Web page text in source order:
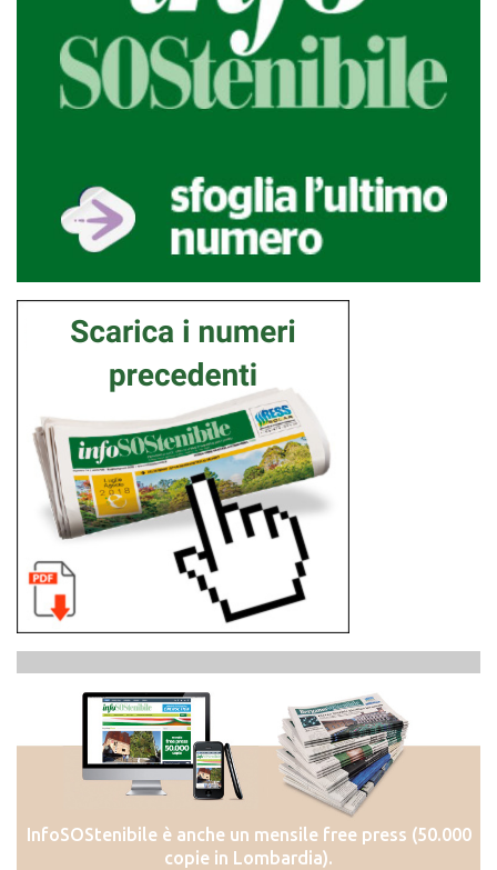
InfoSOStenibile è anche un mensile free press (50.000
copie in Lombardia).